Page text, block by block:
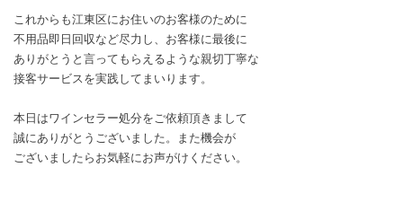
これからも江東区にお住いのお客様のために
不用品即日回収など尽力し、お客様に最後に
ありがとうと言ってもらえるような親切丁寧な
接客サービスを実践してまいります。
本日はワインセラー処分をご依頼頂きまして
誠にありがとうございました。また機会が
ございましたらお気軽にお声がけください。